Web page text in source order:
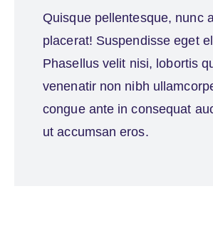
Quisque pellentesque, nunc
placerat! Suspendisse eget
Phasellus velit nisi, lobortis
venenatir non nibh
congue ante in consequat
ut accumsan eros.